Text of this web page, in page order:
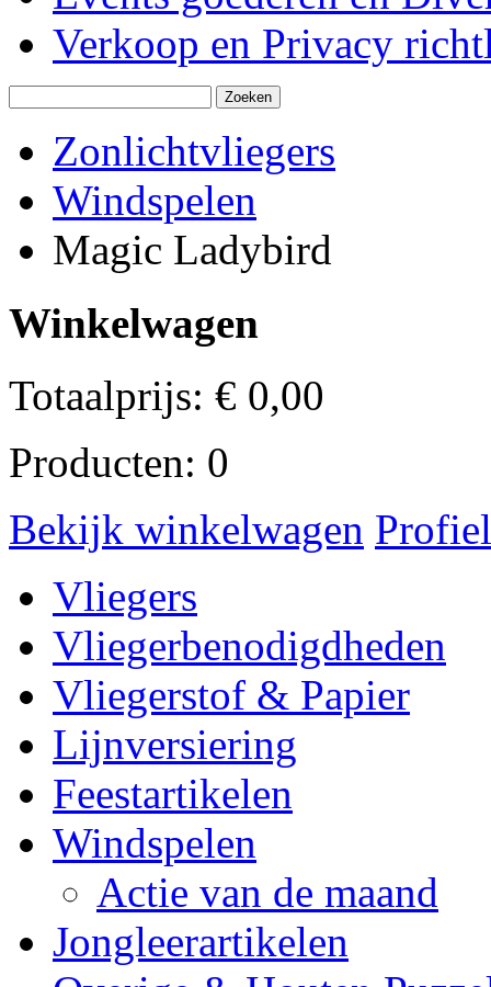
Verkoop en Privacy
Zonlichtvliegers
Windspelen
Magic Ladybird
Winkelwagen
Totaalprijs: € 0,00
Producten: 0
Bekijk winkelwagen Profiel
Vliegers
Vliegerbenodigdheden
Vliegerstof & Papier
Lijnversiering
Feestartikelen
Windspelen
Actie van de maand
Jongleerartikelen